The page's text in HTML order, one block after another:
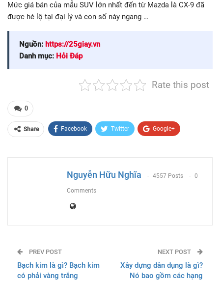
Mức giá bán của mẫu SUV lớn nhất đến từ Mazda là CX-9 đã
được hé lộ tại đại lý và con số này ngang …
Nguồn: https://25giay.vn
Danh mục: Hỏi Đáp
Rate this post
0
Share Facebook Twitter Google+
Nguyễn Hữu Nghĩa 4557 Posts 0
Comments
PREV POST
Bạch kim là gì? Bạch kim
có phải vàng trắng
NEXT POST
Xây dựng dân dụng là gì?
Nó bao gồm các hạng